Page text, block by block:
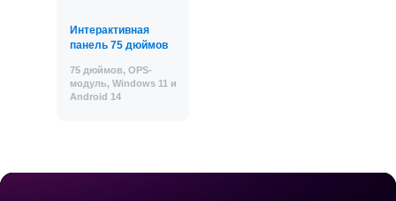
Интерактивная
панель 75 дюймов
75 дюймов, OPS-
модуль, Windows 11 и
Android 14